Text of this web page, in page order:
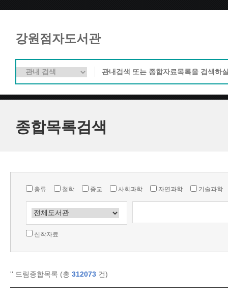
강원점자도서관
종합목록검색
총류 철학 종교 사회과학 자연과학 기술과학
신착자료
'' 드림종합목록 (총 312073 건)